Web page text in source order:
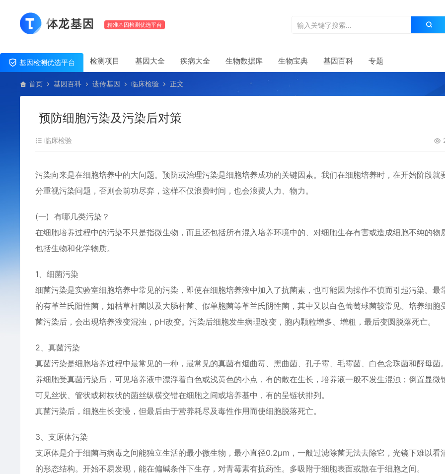
精准基因检测优选平台
基因检测优选平台 检测项目 基因大全 疾病大全 生物数据库 生物宝典 基因百科 专题
首页 基因百科 遗传基因 临床检验 正文
预防细胞污染及污染后对策
临床检验
污染向来是在细胞培养中的大问题。预防或治理污染是细胞培养成功的关键因素。我们在细胞培养时，在开始阶段就
分重视污染问题，否则会前功尽弃，这样不仅浪费时间，也会浪费人力、物力。
(一) 有哪几类污染？
在细胞培养过程中的污染不只是指微生物，而且还包括所有混入培养环境中的、对细胞生存有害或造成细胞不纯的物
包括生物和化学物质。
1、细菌污染
细菌污染是实验室细胞培养中常见的污染，即使在细胞培养液中加入了抗菌素，也可能因为操作不慎而引起污染。最
的有革兰氏阳性菌，如枯草杆菌以及大肠杆菌、假单胞菌等革兰氏阴性菌，其中又以白色葡萄球菌较常见。培养细胞
菌污染后，会出现培养液变混浊，pH改变。污染后细胞发生病理改变，胞内颗粒增多、增粗，最后变圆脱落死亡。
2、真菌污染
真菌污染是细胞培养过程中最常见的一种，最常见的真菌有烟曲霉、黑曲菌、孔子霉、毛霉菌、白色念珠菌和酵母菌
养细胞受真菌污染后，可见培养液中漂浮着白色或浅黄色的小点，有的散在生长，培养液一般不发生混浊；倒置显微
可见丝状、管状或树枝状的菌丝纵横交错在细胞之间或培养基中，有的呈链状排列。
真菌污染后，细胞生长变慢，但最后由于营养耗尽及毒性作用而使细胞脱落死亡。
3、支原体污染
支原体是介于细菌与病毒之间能独立生活的最小微生物，最小直径0.2μm，一般过滤除菌无法去除它，光镜下难以看
的形态结构。开始不易发现，能在偏碱条件下生存，对青霉素有抗药性。多吸附于细胞表面或散在于细胞之间。